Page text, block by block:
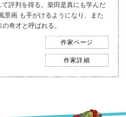
評判を得る。柴田是真にも学んだ
景画 も手がけるようになり、また
奇才と呼ばれる。
作家ページ
作家詳細